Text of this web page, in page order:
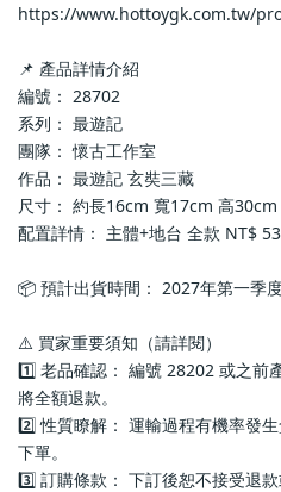
https://www.hottoygk.com.tw/
📌 產品詳情介紹
編號： 28702
系列： 最遊記
團隊： 懷古工作室
作品： 最遊記 玄奘三藏
尺寸： 約長16cm 寬17cm 高30cm
配置詳情： 主體+地台 全款 NT$
📦 預計出貨時間： 2027年第一季
⚠️ 買家重要須知（請詳閱）
1️⃣ 老品確認： 編號 28202 或之前
將全額退款。
2️⃣ 性質瞭解： 運輸過程有機率發
下單。
3️⃣ 訂購條款： 下訂後恕不接受退